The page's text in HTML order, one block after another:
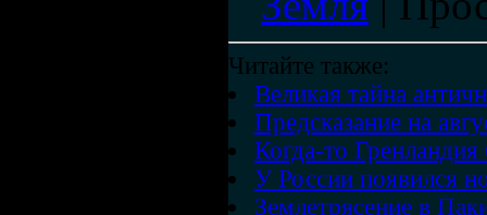
Читайте также:
Великая тайна
Предсказание на
Когда-то
У России появился
Землетрясение в